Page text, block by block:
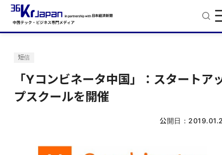
短信
「Yコンビネータ中国」：スタートア
プスクールを開催
公開日：